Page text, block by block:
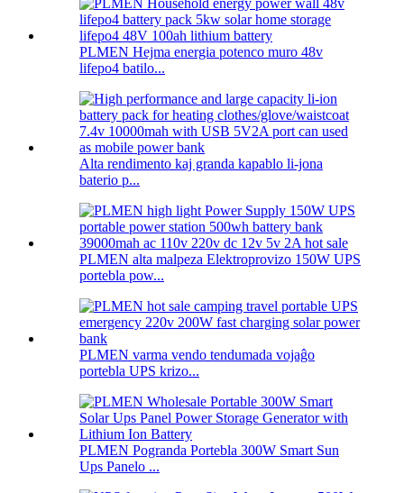
PLMEN Hejma energia potenco muro 48v
lifepo4 batilo...
Alta rendimento kaj granda kapablo li-jona
baterio p...
PLMEN alta malpeza Elektroprovizo 150W UPS
portebla pow...
PLMEN varma vendo tendumada vojaĝo
portebla UPS krizo...
PLMEN Pogranda Portebla 300W Smart Sun
Ups Panelo ...